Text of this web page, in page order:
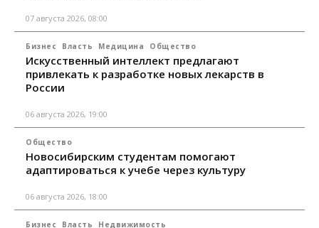
07 августа 2026, 08:00
Бизнес Власть Медицина Общество
Искусственный интеллект предлагают
привлекать к разработке новых лекарств в
России
06 августа 2026, 19:00
Общество
Новосибирским студентам помогают
адаптироваться к учебе через культуру
06 августа 2026, 18:00
Бизнес Власть Недвижимость